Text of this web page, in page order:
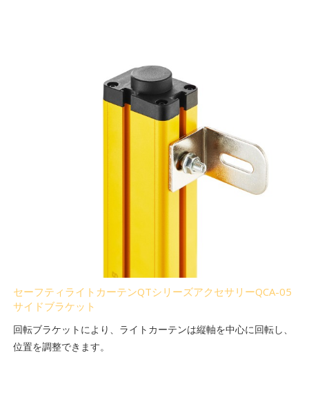
セーフティライトカーテンQTシリーズアクセサリーQCA-05
サイドブラケット
回転ブラケットにより、ライトカーテンは縦軸を中心に回転し、
位置を調整できます。